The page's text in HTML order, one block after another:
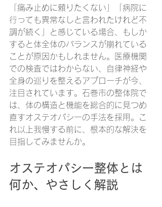
「痛み止めに頼りたくない」「病院に
行っても異常なしと言われたけれど不
調が続く」と感じている場合、もしか
すると体全体のバランスが崩れている
ことが原因かもしれません。医療機関
での検査ではわからない、自律神経や
全身の巡りを整えるアプローチが今、
注目されています。石巻市の整体院で
は、体の構造と機能を総合的に見つめ
直すオステオパシーの手法を採用。こ
れ以上我慢する前に、根本的な解決を
目指してみませんか。
オステオパシー整体とは
何か、やさしく解説